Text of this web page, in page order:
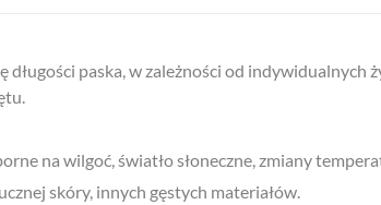
paska, w zależności od indywidualnych
na wilgoć, światło słoneczne, zmiany
skóry, innych gęstych materiałów.